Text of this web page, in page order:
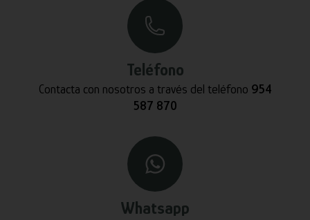
Teléfono
Contacta con nosotros a través del teléfono 954
587 870
Whatsapp